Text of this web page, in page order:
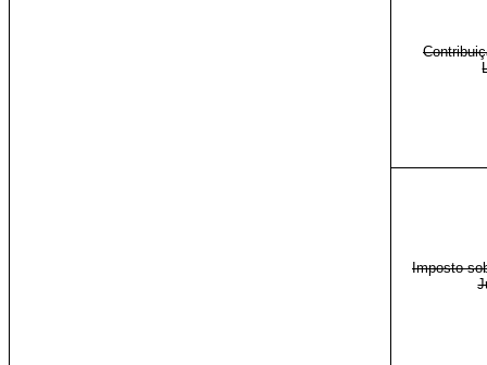
Imposto